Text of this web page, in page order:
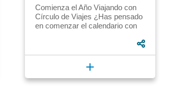
Comienza el Año Viajando con
Círculo de Viajes ¿Has pensado
en comenzar el calendario con
+